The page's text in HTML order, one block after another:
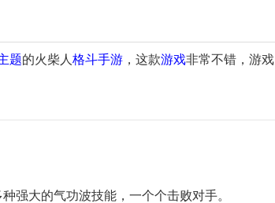
题的火柴人 格斗手游 ，这款游戏非常不错，游戏
强大的气功波技能，一个个击败对手。